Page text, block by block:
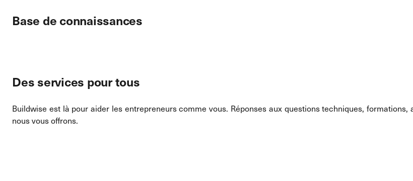
Base de connaissances
Des services pour tous
Buildwise est là pour aider les entrepreneurs comme vous. Réponses aux questions techniques,
nous vous offrons.